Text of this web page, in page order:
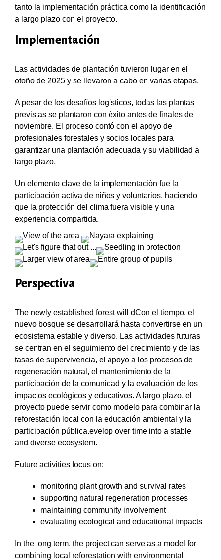
tanto la implementación práctica como la identificación
a largo plazo con el proyecto.
Implementación
Las actividades de plantación tuvieron lugar en el
otoño de 2025 y se llevaron a cabo en varias etapas.
A pesar de los desafíos logísticos, todas las plantas
previstas se plantaron con éxito antes de finales de
noviembre. El proceso contó con el apoyo de
profesionales forestales y socios locales para
garantizar una plantación adecuada y su viabilidad a
largo plazo.
Un elemento clave de la implementación fue la
participación activa de niños y voluntarios, haciendo
que la protección del clima fuera visible y una
experiencia compartida.
Perspectiva
The newly established forest will dCon el tiempo, el
nuevo bosque se desarrollará hasta convertirse en un
ecosistema estable y diverso. Las actividades futuras
se centran en el seguimiento del crecimiento y de las
tasas de supervivencia, el apoyo a los procesos de
regeneración natural, el mantenimiento de la
participación de la comunidad y la evaluación de los
impactos ecológicos y educativos. A largo plazo, el
proyecto puede servir como modelo para combinar la
reforestación local con la educación ambiental y la
participación pública.evelop over time into a stable
and diverse ecosystem.
Future activities focus on:
monitoring plant growth and survival rates
supporting natural regeneration processes
maintaining community involvement
evaluating ecological and educational impacts
In the long term, the project can serve as a model for
combining local reforestation with environmental